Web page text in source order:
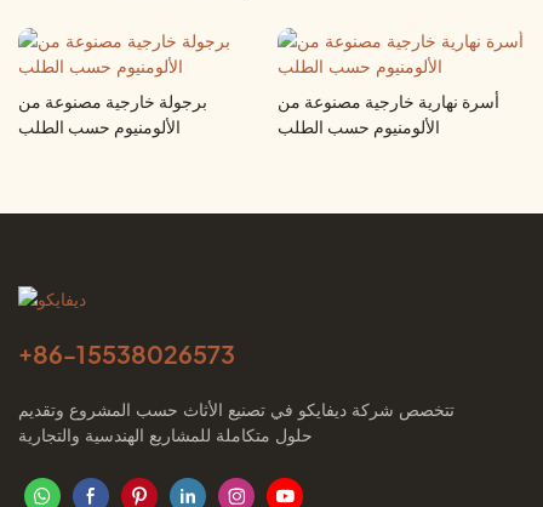
برجولة خارجية مصنوعة من
الألومنيوم حسب الطلب
أسرة نهارية خارجية مصنوعة من
الألومنيوم حسب الطلب
+86-15538026573
تتخصص شركة ديفايكو في تصنيع الأثاث حسب المشروع وتقديم
حلول متكاملة للمشاريع الهندسية والتجارية